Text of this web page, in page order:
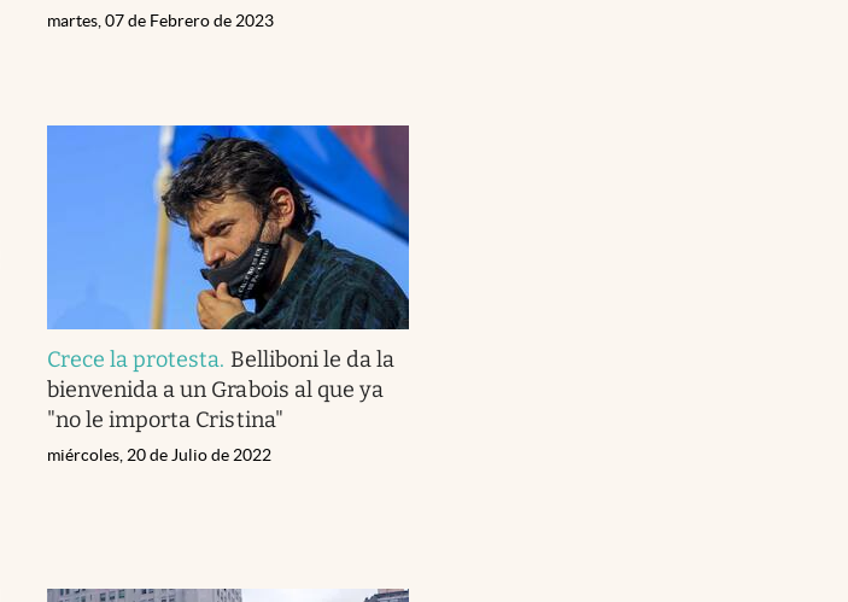
martes, 07 de Febrero de 2023
Crece la protesta. Belliboni le da la
bienvenida a un Grabois al que ya
"no le importa Cristina"
miércoles, 20 de Julio de 2022